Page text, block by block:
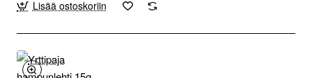
Lisää ostoskoriin